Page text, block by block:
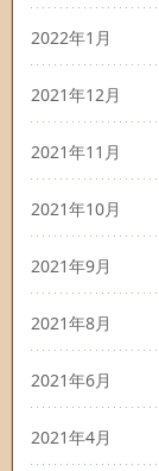
2022年1月
2021年12月
2021年11月
2021年10月
2021年9月
2021年8月
2021年6月
2021年4月